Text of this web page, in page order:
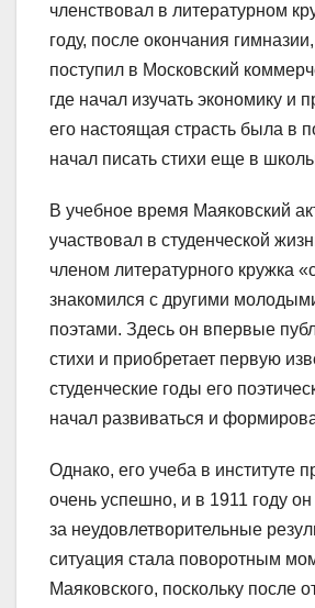
членствовал в литературном
году, после окончания
поступил в Московский
где начал изучать экономику и
его настоящая страсть была в
начал писать стихи еще в
В учебное время Маяковский
участвовал в студенческой
членом литературного кружка
знакомился с другими
поэтами. Здесь он впервые
стихи и приобретает первую
студенческие годы его
начал развиваться и
Однако, его учеба в институте
очень успешно, и в 1911 году
за неудовлетворительные
ситуация стала поворотным
Маяковского, поскольку после